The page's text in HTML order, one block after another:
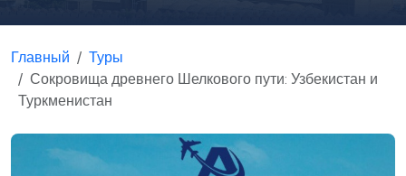
Главный
Туры
Сокровища древнего Шелкового пути: Узбекистан и
Туркменистан